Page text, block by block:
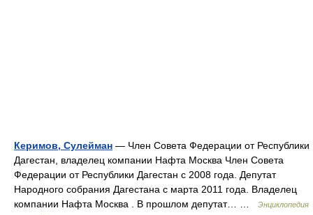
Керимов, Сулейман — Член Совета Федерации от Республики
Дагестан, владелец компании Нафта Москва Член Совета
Федерации от Республики Дагестан с 2008 года. Депутат
Народного собрания Дагестана с марта 2011 года. Владелец
компании Нафта Москва . В прошлом депутат… …
Энциклопедия